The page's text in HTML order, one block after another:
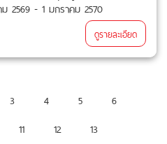
2569 - 1 มกราคม 2570
ดูรายละเอียด
3 4 5
6
11 12
13